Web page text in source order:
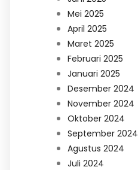
Mei 2025
April 2025
Maret 2025
Februari 2025
Januari 2025
Desember 2024
November 2024
Oktober 2024
September 2024
Agustus 2024
Juli 2024